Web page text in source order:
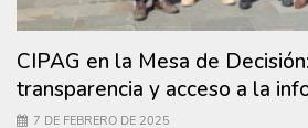
CIPAG en la Mesa de
transparencia y acceso a la
7 DE FEBRERO DE 2025